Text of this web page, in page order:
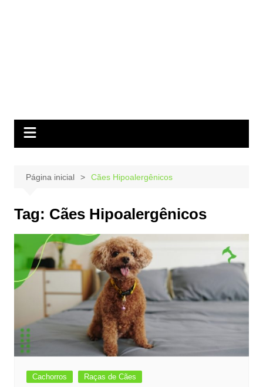
Página inicial Cães Hipoalergênicos
Tag: Cães Hipoalergênicos
Cachorros Raças de Cães